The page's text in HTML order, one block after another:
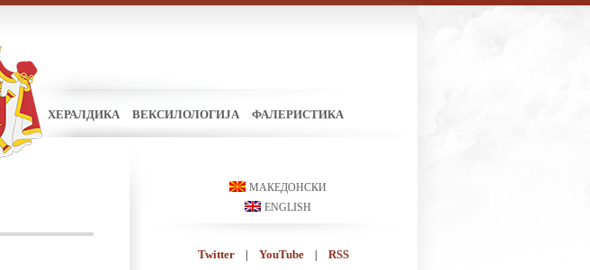
ХЕРАЛДИКА ВЕКСИЛОЛОГИЈА ФАЛЕРИСТИКА
МАКЕДОНСКИ
ENGLISH
Twitter | YouTube | RSS